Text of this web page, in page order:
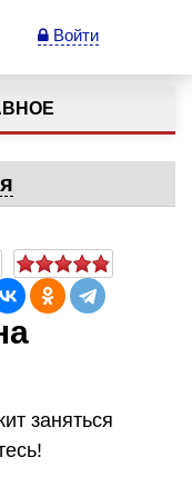
Войти
заняться